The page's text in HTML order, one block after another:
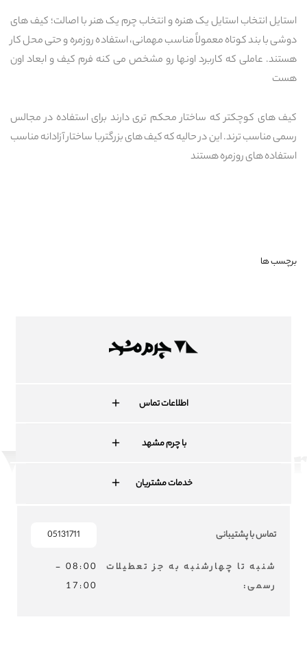
استایل انتخاب استایل یک هنره و انتخاب چرم یک هنر با اصالت؛ کیف های
دوشی با بند کوتاه معمولاً مناسب مهمانی، استفاده روزمره و حتی محل کار
هستند. عاملی که کاربرد اونها رو مشخص می کنه فرم کیف و ابعاد اون
هست
کیف های کوچکتر که ساختار محکم تری دارند برای استفاده در مجالس
رسمی مناسب ترند. این در حالیه که کیف های بزرگتربا ساختار آزادانه مناسب
استفاده های روزمره هستند
برچسب ها
اطلاعات تماس
با چرم مشهد
خدمات مشتریان
تماس با پشتیبانی 05131711
شنبه تا چهارشنبه به جز تعطیلات
رسمی:
08:00 -
17:00